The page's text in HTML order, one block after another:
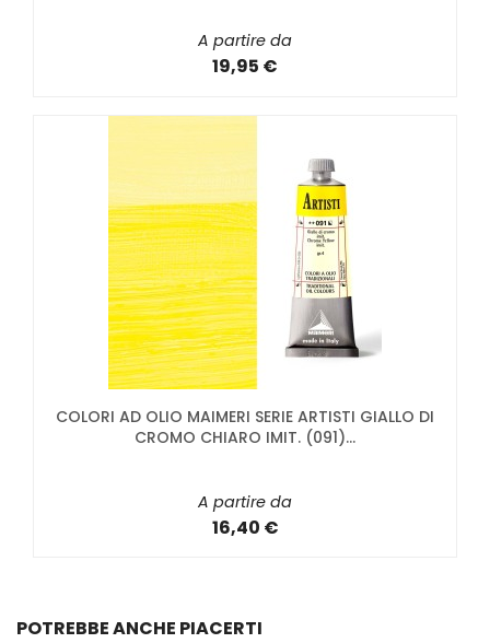
A partire da
19,95 €
COLORI AD OLIO MAIMERI SERIE ARTISTI GIALLO DI
CROMO CHIARO IMIT. (091)...
A partire da
16,40 €
POTREBBE ANCHE PIACERTI